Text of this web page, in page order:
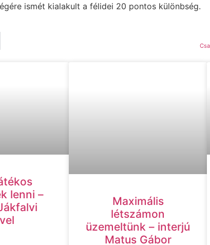
ismét kialakult a félidei 20 pontos különbség.
lenni –
Maximális
létszámon
üzemeltünk – interjú
Matus Gábor